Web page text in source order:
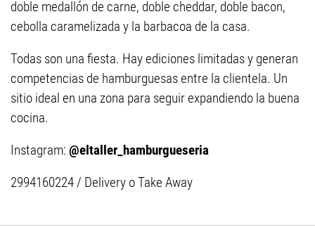
doble medallón de carne, doble cheddar, doble bacon,
cebolla caramelizada y la barbacoa de la casa.
Todas son una fiesta. Hay ediciones limitadas y generan
competencias de hamburguesas entre la clientela. Un
sitio ideal en una zona para seguir expandiendo la buena
cocina.
Instagram: @eltaller_hamburgueseria
2994160224 / Delivery o Take Away